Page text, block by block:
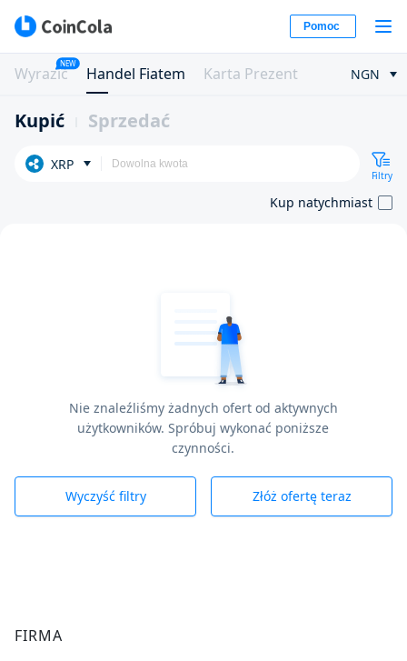
Pomoc
Wyrazić
NEW
Handel Fiatem Karta Prezent NGN
Kupić Sprzedać
XRP
Filtry
Kup natychmiast
Nie znaleźliśmy żadnych ofert od aktywnych
użytkowników. Spróbuj wykonać poniższe
czynności.
Wyczyść filtry Złóż ofertę teraz
FIRMA